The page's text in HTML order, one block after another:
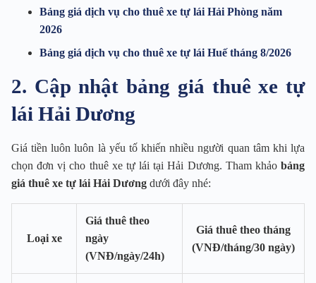
Bảng giá dịch vụ cho thuê xe tự lái Hải Phòng năm
2026
Bảng giá dịch vụ cho thuê xe tự lái Huế tháng 8/2026
2. Cập nhật bảng giá thuê xe tự
lái Hải Dương
Giá tiền luôn luôn là yếu tố khiến nhiều người quan tâm khi lựa
chọn đơn vị cho thuê xe tự lái tại Hải Dương. Tham khảo bảng
giá thuê xe tự lái Hải Dương dưới đây nhé:
Loại xe
Giá thuê theo
ngày
(VNĐ/ngày/24h)
Giá thuê theo tháng
(VNĐ/tháng/30 ngày)